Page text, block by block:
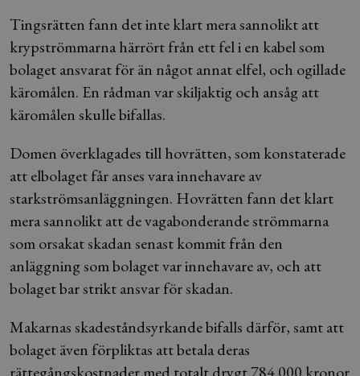
Tingsrätten fann det inte klart mera sannolikt att
krypströmmarna härrört från ett fel i en kabel som
bolaget ansvarat för än något annat elfel, och ogillade
käromålen. En rådman var skiljaktig och ansåg att
käromålen skulle bifallas.
Domen överklagades till hovrätten, som konstaterade
att elbolaget får anses vara innehavare av
starkströmsanläggningen. Hovrätten fann det klart
mera sannolikt att de vagabonderande strömmarna
som orsakat skadan senast kommit från den
anläggning som bolaget var innehavare av, och att
bolaget bar strikt ansvar för skadan.
Makarnas skadeståndsyrkande bifalls därför, samt att
bolaget även förpliktas att betala deras